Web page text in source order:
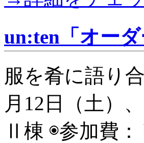
un:ten「オー
服を肴に語り
月12日（土）
Ⅱ棟 ◉参加費